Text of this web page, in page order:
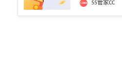
55管家CC